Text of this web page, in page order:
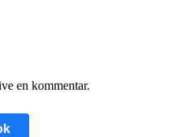
en kommentar.